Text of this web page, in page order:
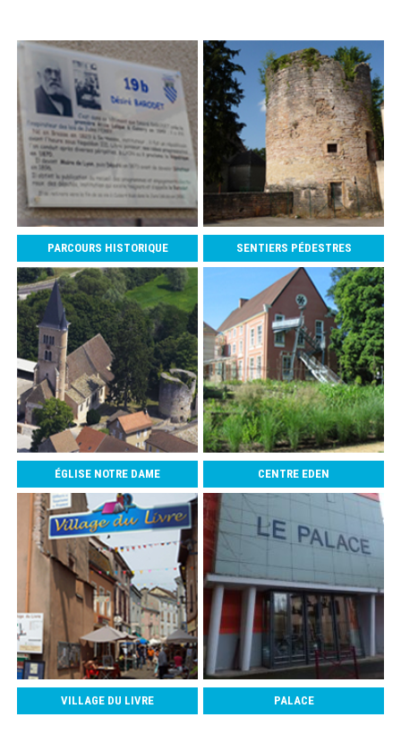
PARCOURS HISTORIQUE SENTIERS PÉDESTRES
ÉGLISE NOTRE DAME CENTRE EDEN
VILLAGE DU LIVRE PALACE